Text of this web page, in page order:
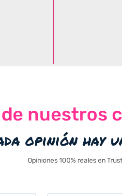
nuestros
opinión hay
Opiniones 100% reales en